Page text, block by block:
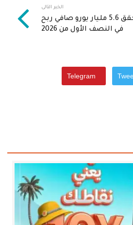
الخبر التالى
إنتيسا سان باولو تحقق 5.6 مليار يورو صافي ربح
في النصف الأول من 2026